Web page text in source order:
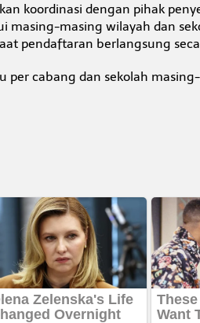
koordinasi dengan pihak
masing-masing wilayah dan
pendaftaran berlangsung
per cabang dan sekolah